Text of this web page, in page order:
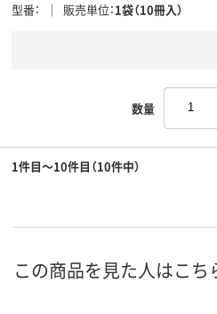
型番 販売単位 1袋（10冊入）
数量
1件目～10件目（10件中）
この商品を見た人はこち